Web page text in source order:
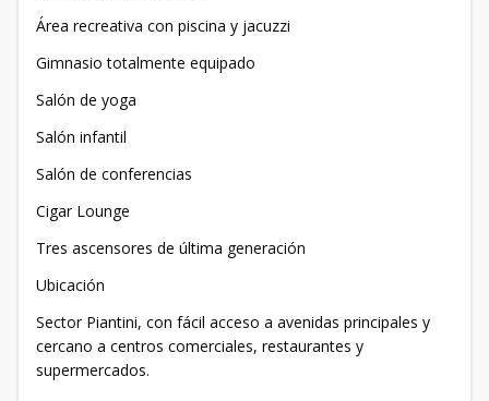
Área recreativa con piscina y jacuzzi
Gimnasio totalmente equipado
Salón de yoga
Salón infantil
Salón de conferencias
Cigar Lounge
Tres ascensores de última generación
Ubicación
Sector Piantini, con fácil acceso a avenidas principales y
cercano a centros comerciales, restaurantes y
supermercados.